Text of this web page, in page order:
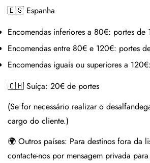
🇪🇸 Espanha
Encomendas inferiores a 80€: portes de
Encomendas entre 80€ e 120€: portes
Encomendas iguais ou superiores a 120€:
🇨🇭 Suíça: 20€ de portes
(Se for necessário realizar o
cargo do cliente.)
🌍 Outros países: Para destinos fora da
contacte-nos por mensagem privada